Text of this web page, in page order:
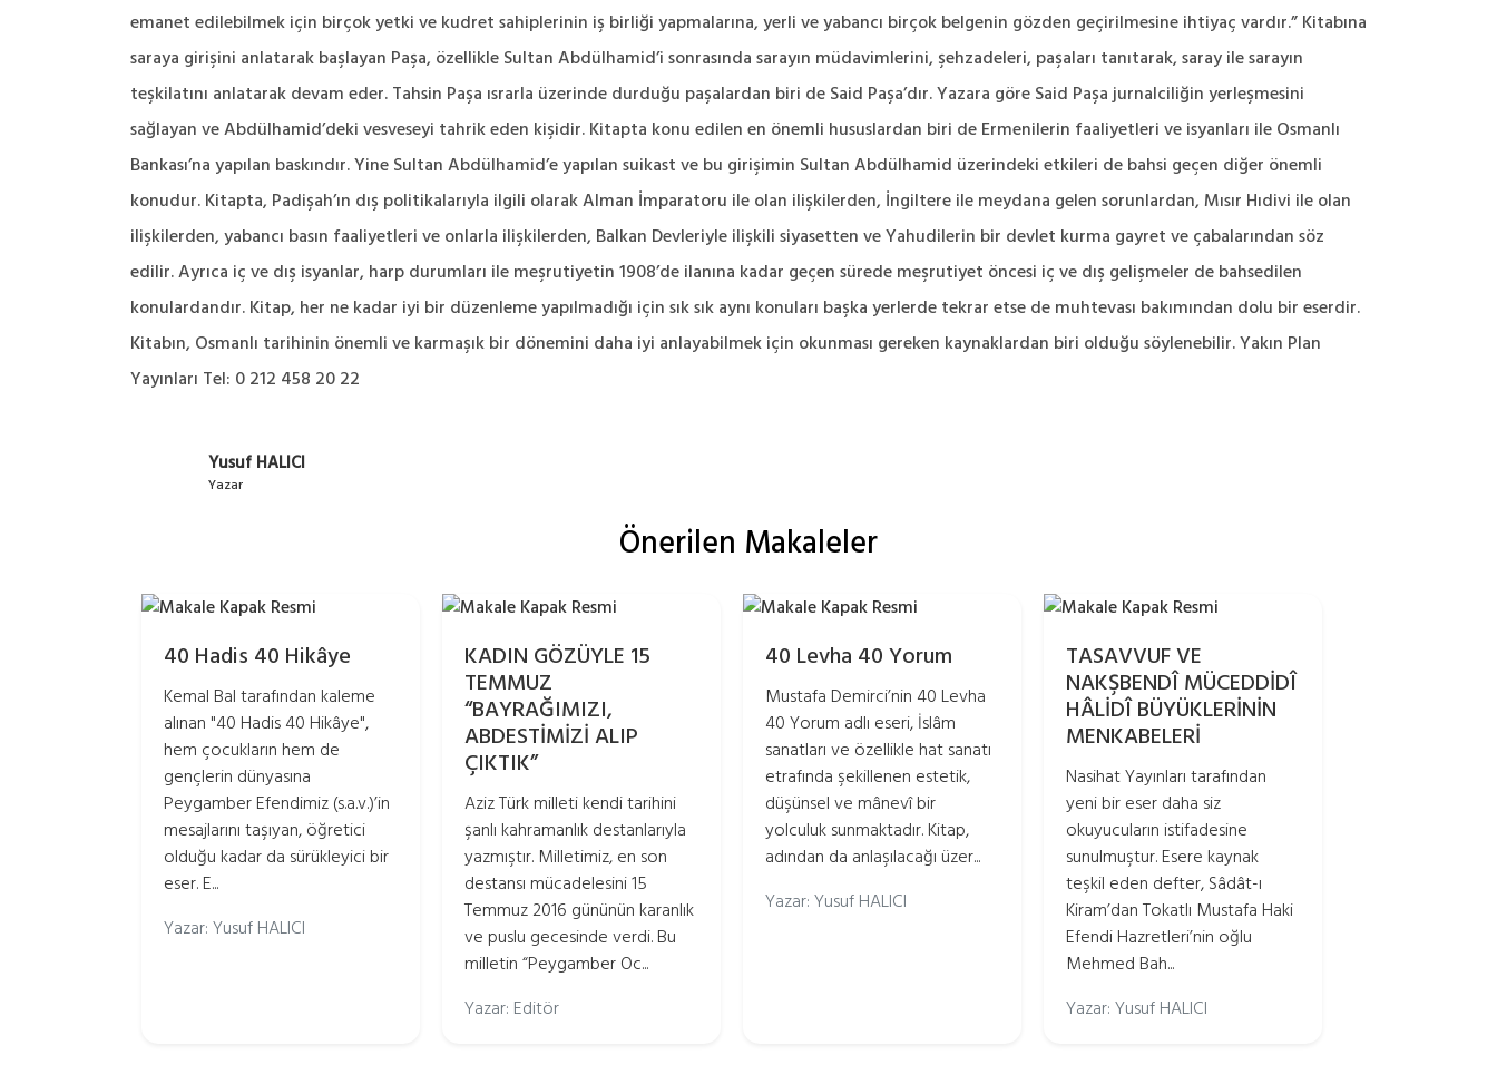
emanet edilebilmek için birçok yetki ve kudret sahiplerinin iş birliği yapmalarına, yerli ve yabancı birçok belgenin gözden geçirilmesine ihtiyaç vardır.” Kitabına
saraya girişini anlatarak başlayan Paşa, özellikle Sultan Abdülhamid’i sonrasında sarayın müdavimlerini, şehzadeleri, paşaları tanıtarak, saray ile sarayın
teşkilatını anlatarak devam eder. Tahsin Paşa ısrarla üzerinde durduğu paşalardan biri de Said Paşa’dır. Yazara göre Said Paşa jurnalciliğin yerleşmesini
sağlayan ve Abdülhamid’deki vesveseyi tahrik eden kişidir. Kitapta konu edilen en önemli hususlardan biri de Ermenilerin faaliyetleri ve isyanları ile Osmanlı
Bankası’na yapılan baskındır. Yine Sultan Abdülhamid’e yapılan suikast ve bu girişimin Sultan Abdülhamid üzerindeki etkileri de bahsi geçen diğer önemli
konudur. Kitapta, Padişah’ın dış politikalarıyla ilgili olarak Alman İmparatoru ile olan ilişkilerden, İngiltere ile meydana gelen sorunlardan, Mısır Hıdivi ile olan
ilişkilerden, yabancı basın faaliyetleri ve onlarla ilişkilerden, Balkan Devleriyle ilişkili siyasetten ve Yahudilerin bir devlet kurma gayret ve çabalarından söz
edilir. Ayrıca iç ve dış isyanlar, harp durumları ile meşrutiyetin 1908’de ilanına kadar geçen sürede meşrutiyet öncesi iç ve dış gelişmeler de bahsedilen
konulardandır. Kitap, her ne kadar iyi bir düzenleme yapılmadığı için sık sık aynı konuları başka yerlerde tekrar etse de muhtevası bakımından dolu bir eserdir.
Kitabın, Osmanlı tarihinin önemli ve karmaşık bir dönemini daha iyi anlayabilmek için okunması gereken kaynaklardan biri olduğu söylenebilir. Yakın Plan
Yayınları Tel: 0 212 458 20 22
Yusuf HALICI
Yazar
Önerilen Makaleler
40 Hadis 40 Hikâye
Kemal Bal tarafından kaleme
alınan "40 Hadis 40 Hikâye",
hem çocukların hem de
gençlerin dünyasına
Peygamber Efendimiz (s.a.v.)’in
mesajlarını taşıyan, öğretici
olduğu kadar da sürükleyici bir
eser. E...
Yazar: Yusuf HALICI
KADIN GÖZÜYLE 15
TEMMUZ
“BAYRAĞIMIZI,
ABDESTİMİZİ ALIP
ÇIKTIK”
Aziz Türk milleti kendi tarihini
şanlı kahramanlık destanlarıyla
yazmıştır. Milletimiz, en son
destansı mücadelesini 15
Temmuz 2016 gününün karanlık
ve puslu gecesinde verdi. Bu
milletin “Peygamber Oc...
Yazar: Editör
40 Levha 40 Yorum
Mustafa Demirci’nin 40 Levha
40 Yorum adlı eseri, İslâm
sanatları ve özellikle hat sanatı
etrafında şekillenen estetik,
düşünsel ve mânevî bir
yolculuk sunmaktadır. Kitap,
adından da anlaşılacağı üzer...
Yazar: Yusuf HALICI
TASAVVUF VE
NAKŞBENDÎ MÜCEDDİDÎ
HÂLİDÎ BÜYÜKLERİNİN
MENKABELERİ
Nasihat Yayınları tarafından
yeni bir eser daha siz
okuyucuların istifadesine
sunulmuştur. Esere kaynak
teşkil eden defter, Sâdât-ı
Kiram’dan Tokatlı Mustafa Haki
Efendi Hazretleri’nin oğlu
Mehmed Bah...
Yazar: Yusuf HALICI